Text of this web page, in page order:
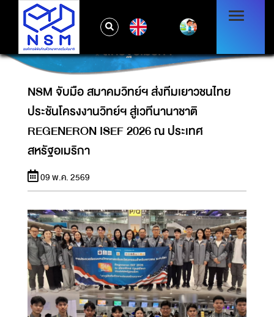
NSM จับมือ สมาคมวิทย์ฯ ส่งทีมเยาวชนไทย
ประชันโครงงานวิทย์ฯ สู่เวทีนานาชาติ
REGENERON ISEF 2026 ณ ประเทศ
สหรัฐอเมริกา
NSM จับมือ สมาคมวิทย์ฯ ส่งทีมเยาวชนไทย
ประชันโครงงานวิทย์ฯ สู่เวทีนานาชาติ
REGENERON ISEF 2026 ณ ประเทศ
สหรัฐอเมริกา
09 พ.ค. 2569